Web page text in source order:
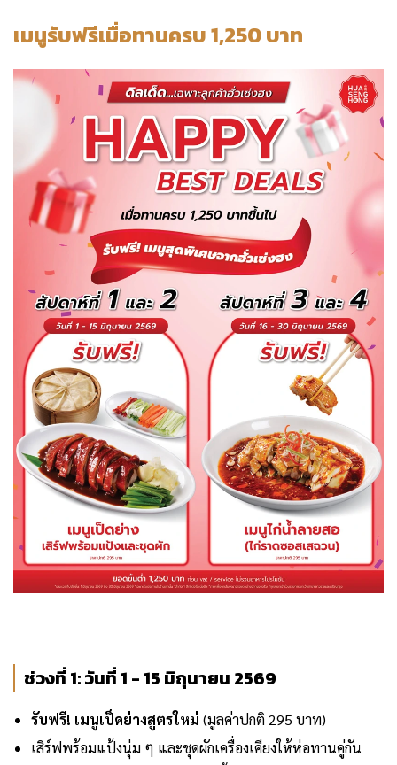
เมนูรับฟรีเมื่อทานครบ 1,250 บาท
ช่วงที่ 1: วันที่ 1 - 15 มิถุนายน 2569
รับฟรี! เมนูเป็ดย่างสูตรใหม่ (มูลค่าปกติ 295 บาท)
เสิร์ฟพร้อมแป้งนุ่ม ๆ และชุดผักเครื่องเคียงให้ห่อทานคู่กัน